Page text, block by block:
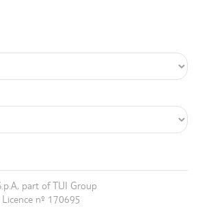
part of TUI Group
nº 170695